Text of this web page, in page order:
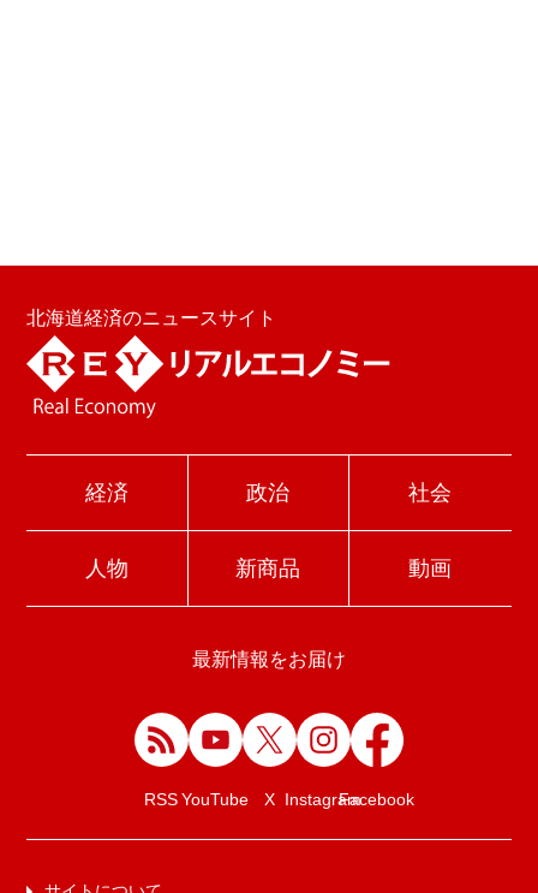
北海道経済のニュースサイト
経済 政治 社会
人物 新商品 動画
最新情報をお届け
RSSYouTube X InstagramFacebook